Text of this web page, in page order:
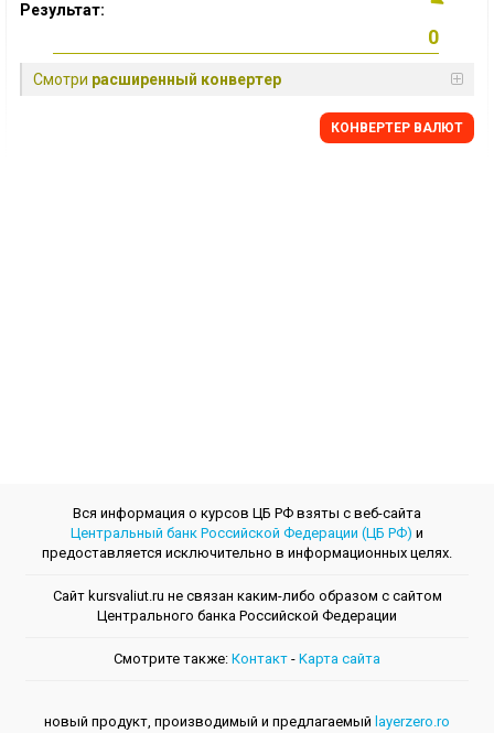
Результат:
Смотри расширенный конвертер
КОНВЕРТЕР ВАЛЮТ
Вся информация о курсов ЦБ РФ взяты с веб-сайта
Центральный банк Российской Федерации (ЦБ РФ) и
предоставляется исключительно в информационных целях.
Сайт kursvaliut.ru не связан каким-либо образом с сайтом
Центрального банкa Российской Федерации
Смотрите также: Контакт - Kарта сайта
новый продукт, производимый и предлагаемый layerzero.ro